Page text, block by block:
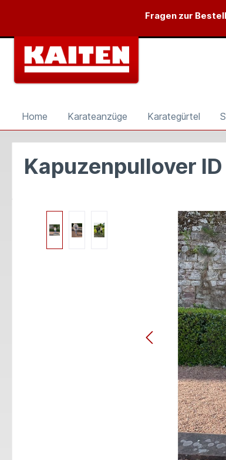
Zur Hauptnavigation springen
Fragen zur
Home Karateanzüge Karategürtel
Kapuzenpullover